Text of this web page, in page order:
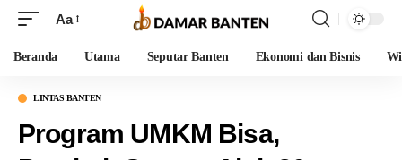
Aa
Beranda Utama Seputar Banten Ekonomi dan Bisnis
LINTAS BANTEN
Program UMKM Bisa,